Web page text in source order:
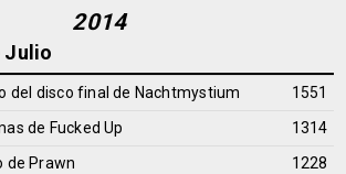
2014
Julio
del disco final de Nachtmystium
1551
de Fucked Up
1314
de Prawn
1228